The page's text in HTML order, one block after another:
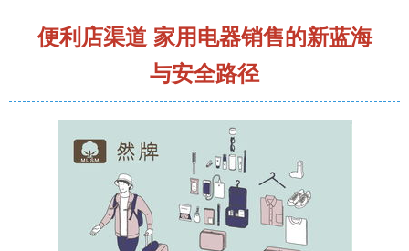
便利店渠道 家用电器销售的新蓝海
与安全路径